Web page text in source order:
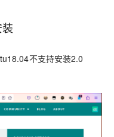
不支持安装2.0